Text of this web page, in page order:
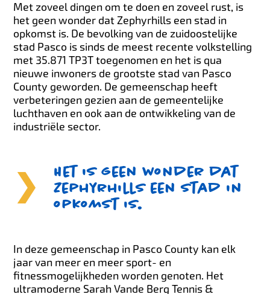
Met zoveel dingen om te doen en zoveel rust, is
het geen wonder dat Zephyrhills een stad in
opkomst is. De bevolking van de zuidoostelijke
stad Pasco is sinds de meest recente volkstelling
met 35.871 TP3T toegenomen en het is qua
nieuwe inwoners de grootste stad van Pasco
County geworden. De gemeenschap heeft
verbeteringen gezien aan de gemeentelijke
luchthaven en ook aan de ontwikkeling van de
industriële sector.
Het is geen wonder dat
Zephyrhills een stad in
opkomst is.
In deze gemeenschap in Pasco County kan elk
jaar van meer en meer sport- en
fitnessmogelijkheden worden genoten. Het
ultramoderne Sarah Vande Berg Tennis &